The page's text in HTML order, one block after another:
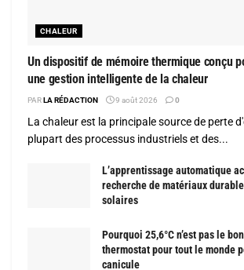
CHALEUR
Un dispositif de mémoire thermique conçu
une gestion intelligente de la chaleur
PARLA RÉDACTION 9 août 2026 0
La chaleur est la principale source de perte
plupart des processus industriels et des...
L’apprentissage automatique
recherche de matériaux
solaires
Pourquoi 25,6°C n’est pas le
thermostat pour tout le monde
canicule